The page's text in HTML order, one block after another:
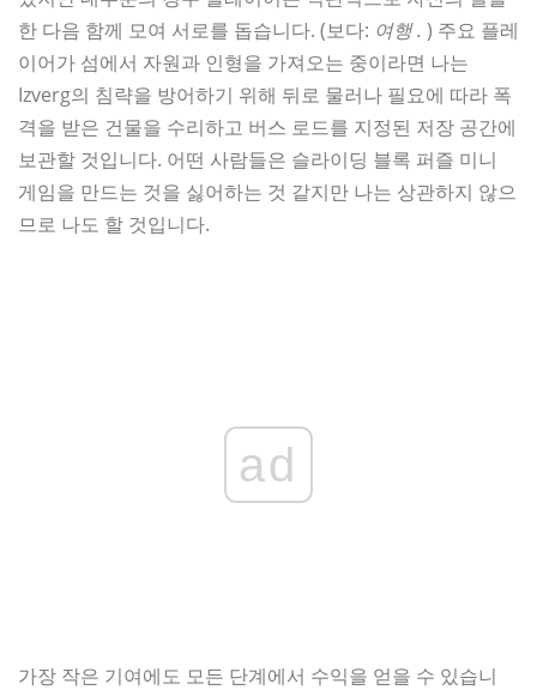
한 다음 함께 모여 서로를 돕습니다. (보다: 여행 . ) 주요 플레
이어가 섬에서 자원과 인형을 가져오는 중이라면 나는
Izverg의 침략을 방어하기 위해 뒤로 물러나 필요에 따라 폭
격을 받은 건물을 수리하고 버스 로드를 지정된 저장 공간에
보관할 것입니다. 어떤 사람들은 슬라이딩 블록 퍼즐 미니
게임을 만드는 것을 싫어하는 것 같지만 나는 상관하지 않으
므로 나도 할 것입니다.
ad
가장 작은 기여에도 모든 단계에서 수익을 얻을 수 있습니